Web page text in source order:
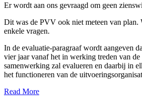
Er wordt aan ons gevraagd om geen
Dit was de PVV ook niet meteen van plan.
enkele vragen.
In de evaluatie-paragraaf wordt aangeven
vier jaar vanaf het in werking treden van de
samenwerking zal evalueren en daarbij in
het functioneren van de
Read More